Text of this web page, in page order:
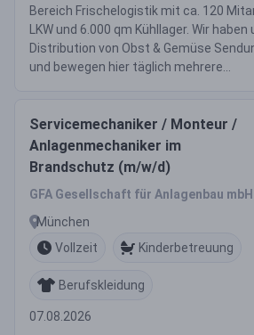
Bereich Frischelogistik mit ca. 120
LKW und 6.000 qm Kühllager. Wir
Distribution von Obst & Gemüse
und bewegen hier täglich mehrere...
Servicemechaniker / Monteur /
Anlagenmechaniker im
Brandschutz (m/w/d)
GFA Gesellschaft für Anlagenbau mbH
München
Vollzeit
Kinderbetreuung
Berufskleidung
07.08.2026